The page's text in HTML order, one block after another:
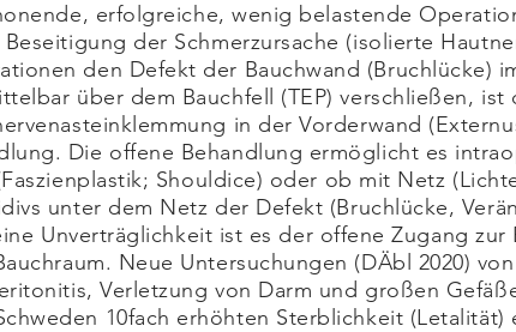
erfolgreiche, wenig belastende
der Schmerzursache (isolierte
den Defekt der Bauchwand (Bruchlücke)
über dem Bauchfell (TEP) verschließen,
in der Vorderwand
Die offene Behandlung ermöglicht es
Shouldice) oder ob mit Netz
unter dem Netz der Defekt (Bruchlücke,
Unverträglichkeit ist es der offene Zugang
Neue Untersuchungen (DÄbl 2020)
Verletzung von Darm und großen
10fach erhöhten Sterblichkeit (Letalität)